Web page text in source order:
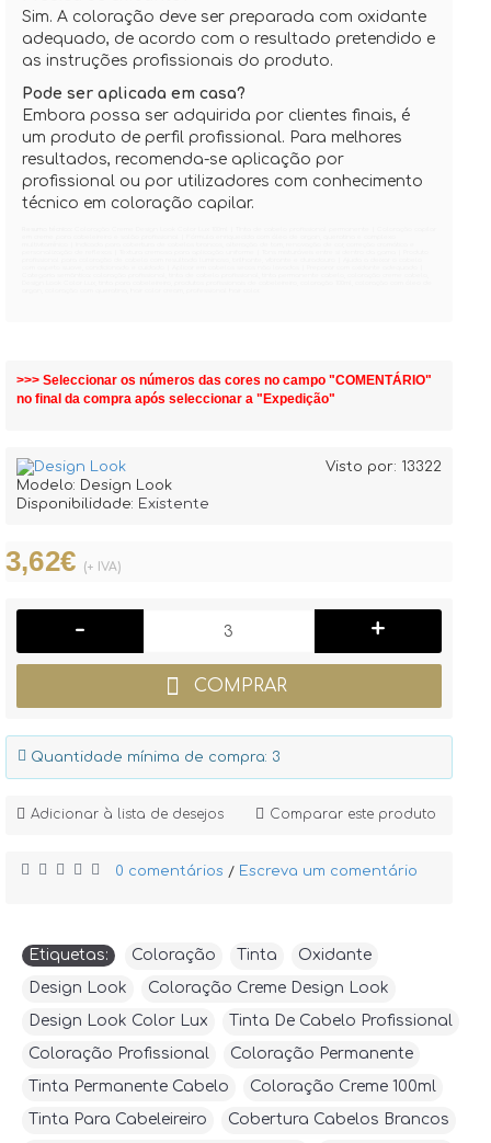
Sim. A coloração deve ser preparada com oxidante
adequado, de acordo com o resultado pretendido e
as instruções profissionais do produto.
Pode ser aplicada em casa?
Embora possa ser adquirida por clientes finais, é
um produto de perfil profissional. Para melhores
resultados, recomenda-se aplicação por
profissional ou por utilizadores com conhecimento
técnico em coloração capilar.
>>> Seleccionar os números das cores no campo "COMENTÁRIO"
no final da compra após seleccionar a "Expedição"
Visto por: 13322
Modelo: Design Look
Disponibilidade: Existente
3,62€ (+ IVA)
- +
COMPRAR
Quantidade mínima de compra: 3
Adicionar à lista de desejos Comparar este produto
0 comentários / Escreva um comentário
Etiquetas: Coloração Tinta Oxidante
Design Look
Coloração Creme Design Look
Design Look Color Lux
Tinta De Cabelo Profissional
Coloração Profissional
Coloração Permanente
Tinta Permanente Cabelo
Coloração Creme 100ml
Tinta Para Cabeleireiro
Cobertura Cabelos Brancos